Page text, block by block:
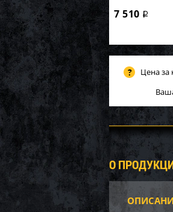
7 510 i
Цена за
О